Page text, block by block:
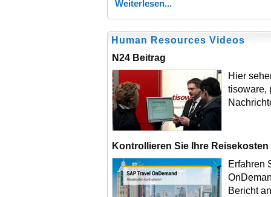
Weiterlesen
Human Resources Videos
N24 Beitrag
Hier
tisoware,
Kontrollieren Sie Ihre
Erfahren
Bericht